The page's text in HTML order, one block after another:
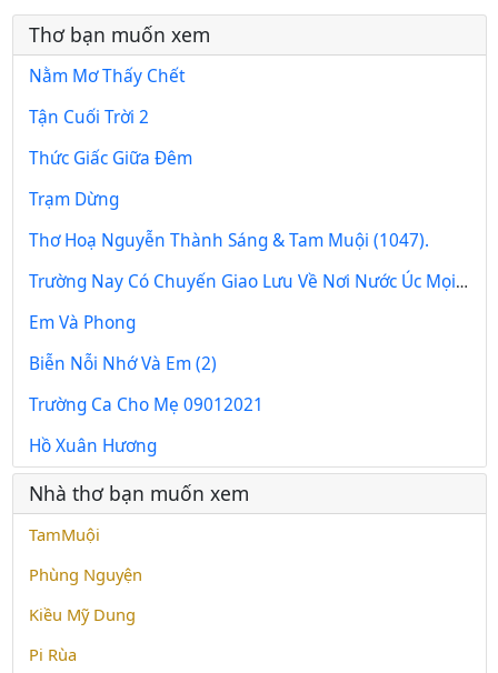
Thơ bạn muốn xem
Nằm Mơ Thấy Chết
Tận Cuối Trời 2
Thức Giấc Giữa Đêm
Trạm Dừng
Thơ Hoạ Nguyễn Thành Sáng & Tam Muội (1047).
Trường Nay Có Chuyến Giao Lưu Về Nơi Nước Úc Mọi Người Rất Vui
Em Và Phong
Biễn Nỗi Nhớ Và Em (2)
Trường Ca Cho Mẹ 09012021
Hồ Xuân Hương
Nhà thơ bạn muốn xem
TamMuội
Phùng Nguyện
Kiều Mỹ Dung
Pi Rùa